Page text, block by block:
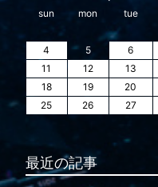
sun mon tue
4
5 6
11
12 13
18
19 20
25
26 27
最近の記事